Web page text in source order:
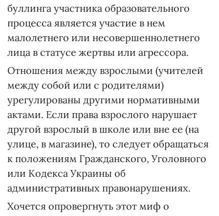
буллинга участника образовательного
процесса является участие в нем
малолетнего или несовершеннолетнего
лица в статусе жертвы или агрессора.
Отношения между взрослыми (учителей
между собой или с родителями)
урегулированы другими нормативными
актами. Если права взрослого нарушает
другой взрослый в школе или вне ее (на
улице, в магазине), то следует обращаться
к положениям Гражданского, Уголовного
или Кодекса Украины об
административных правонарушениях.
Хочется опровергнуть этот миф о